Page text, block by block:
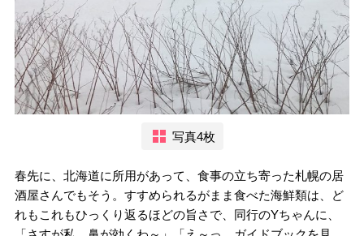
写真4枚
春先に、北海道に所用があって、食事の立ち寄った札幌の居
酒屋さんでもそう。すすめられるがまま食べた海鮮類は、ど
れもこれもひっくり返るほどの旨さで、同行のYちゃんに、